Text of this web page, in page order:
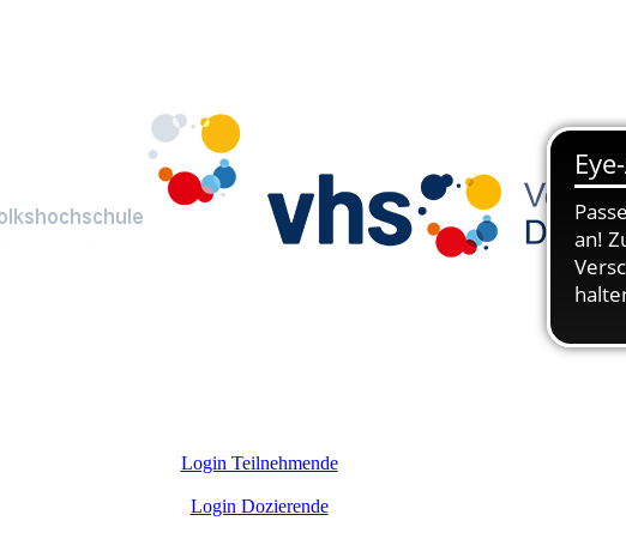
Login Teilnehmende
Login Dozierende